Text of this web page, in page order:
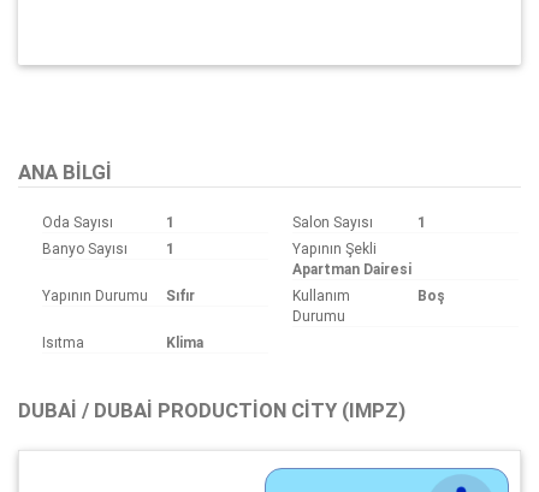
ANA BILGI
Oda Sayısı 1 Salon Sayısı
1
Banyo Sayısı
1
Yapının Şekli
Apartman Dairesi
Yapının Durumu
Sıfır
Kullanım
Durumu
Boş
Isıtma Klima
DUBAI / DUBAI PRODUCTION CITY (IMPZ)